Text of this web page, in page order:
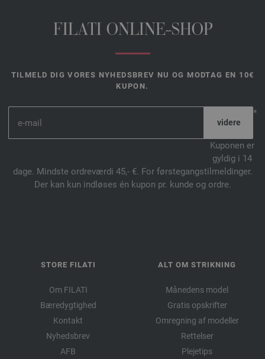
FILATI ONLINE-SHOP
TILMELD DIG VORES NYHEDSBREV NU OG MODTAG EN 10€
KUPON.
*
Kuponen er
gyldig i 14
dage. Mindste ordreværdi 45,- €. For førstegangstilmeldinger.
Der kan kun indløses én kupon pr. kunde og ordre.
STORE FILATI
Om FILATI
Bæredygtighed
Kontakt
Nyhedsbrev
AFB
ALT OM STRIKNING
Månedens model
Gratis opskrifter
Omregning af modeller
Rettelser
Plejetips